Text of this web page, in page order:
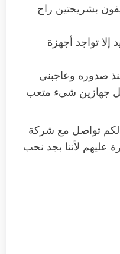
بشريحتين راح
إلا تواجد أجهزة
صدوره وعاجبني
جهازين شيء متعب
لكم تواصل مع شركة
عليهم لأننا بجد نحب